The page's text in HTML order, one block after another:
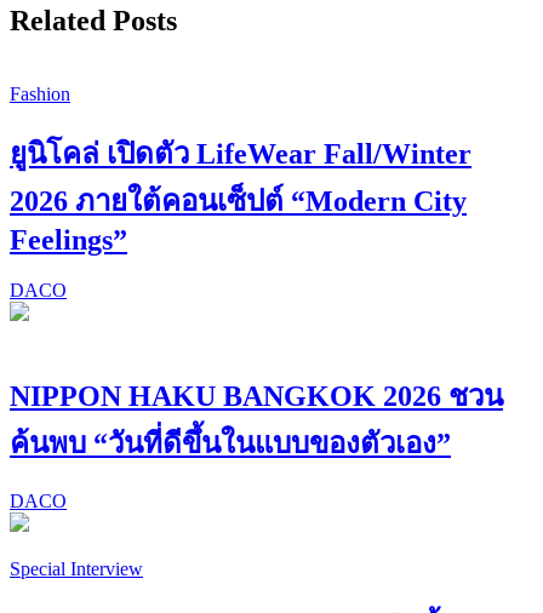
Related Posts
Fashion
ยูนิโคล่ เปิดตัว LifeWear Fall/Winter
2026 ภายใต้คอนเซ็ปต์ “Modern City
Feelings”
DACO
NIPPON HAKU BANGKOK 2026 ชวน
ค้นพบ “วันที่ดีขึ้นในแบบของตัวเอง”
DACO
Special Interview